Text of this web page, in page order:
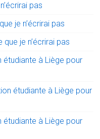
pas
je n’écrirai pas
que je n’écrirai pas
à Liège pour
étudiante à Liège pour
à Liège pour